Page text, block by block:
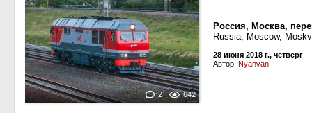
2 642
Россия, Москва,
Russia, Moscow,
28 июня 2018 г., четверг
Автор: Nyanvan